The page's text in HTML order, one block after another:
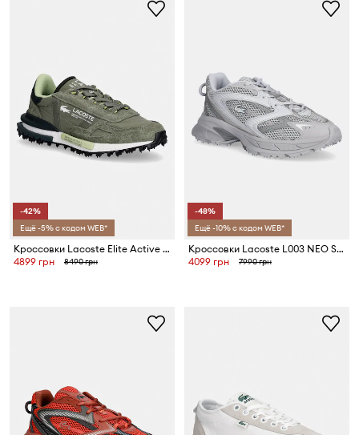
-42%
Ещё -5% с кодом WEB*
Кроссовки Lacoste Elite Active Sneakers
4899 грн
8490 грн
-48%
Ещё -10% с кодом WEB*
Кроссовки Lacoste L003 NEO SHOT
4099 грн
7990 грн